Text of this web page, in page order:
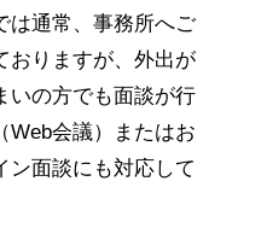
は通常、事務所へご
おりますが、外出が
いの方でも面談が行
Web会議）またはお
ン面談にも対応して